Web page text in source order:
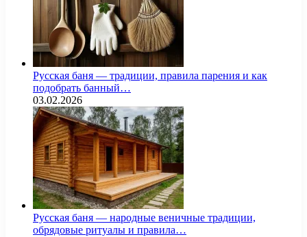
Русская баня — традиции, правила парения и как
подобрать банный…
03.02.2026
Русская баня — народные веничные традиции,
обрядовые ритуалы и правила…